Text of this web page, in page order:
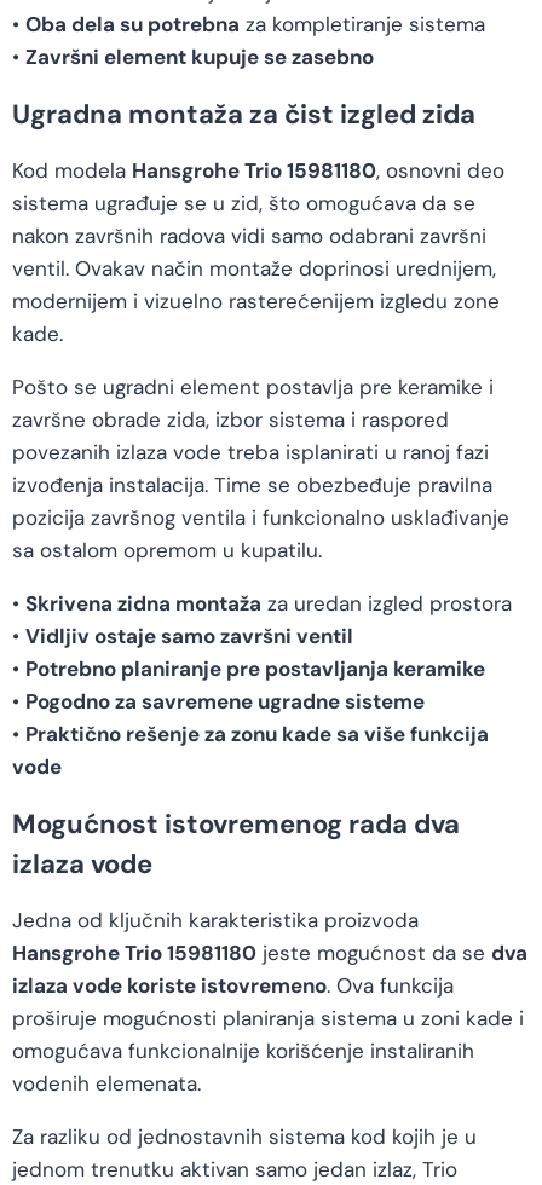
• Oba dela su potrebna za kompletiranje sistema
• Završni element kupuje se zasebno
Ugradna montaža za čist izgled zida
Kod modela Hansgrohe Trio 15981180, osnovni deo
sistema ugrađuje se u zid, što omogućava da se
nakon završnih radova vidi samo odabrani završni
ventil. Ovakav način montaže doprinosi urednijem,
modernijem i vizuelno rasterećenijem izgledu zone
kade.
Pošto se ugradni element postavlja pre keramike i
završne obrade zida, izbor sistema i raspored
povezanih izlaza vode treba isplanirati u ranoj fazi
izvođenja instalacija. Time se obezbeđuje pravilna
pozicija završnog ventila i funkcionalno usklađivanje
sa ostalom opremom u kupatilu.
• Skrivena zidna montaža za uredan izgled prostora
• Vidljiv ostaje samo završni ventil
• Potrebno planiranje pre postavljanja keramike
• Pogodno za savremene ugradne sisteme
• Praktično rešenje za zonu kade sa više funkcija
vode
Mogućnost istovremenog rada dva
izlaza vode
Jedna od ključnih karakteristika proizvoda
Hansgrohe Trio 15981180 jeste mogućnost da se dva
izlaza vode koriste istovremeno. Ova funkcija
proširuje mogućnosti planiranja sistema u zoni kade i
omogućava funkcionalnije korišćenje instaliranih
vodenih elemenata.
Za razliku od jednostavnih sistema kod kojih je u
jednom trenutku aktivan samo jedan izlaz, Trio